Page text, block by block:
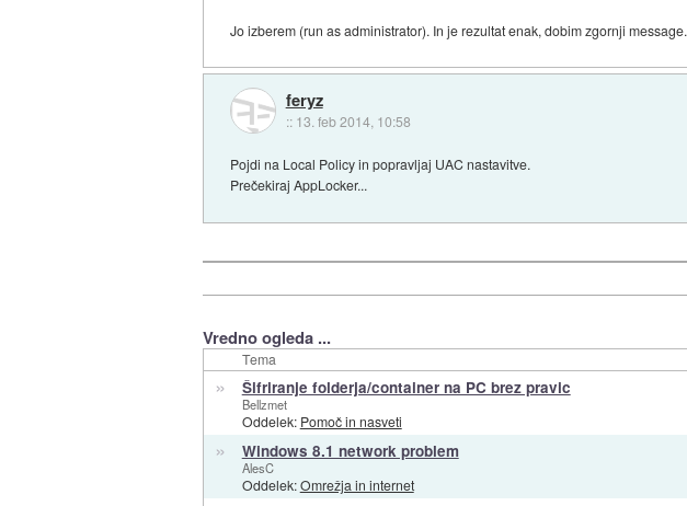
Jo izberem (run as administrator). In je rezultat enak, dobim zgornji message.
feryz
:: 13. feb 2014, 10:58
Pojdi na Local Policy in popravljaj UAC nastavitve.
Prečekiraj AppLocker...
Vredno ogleda ...
Tema
» Šifriranje folderja/container na PC brez pravic
Bellzmet
Oddelek: Pomoč in nasveti
» Windows 8.1 network problem
AlesC
Oddelek:Omrežja in internet